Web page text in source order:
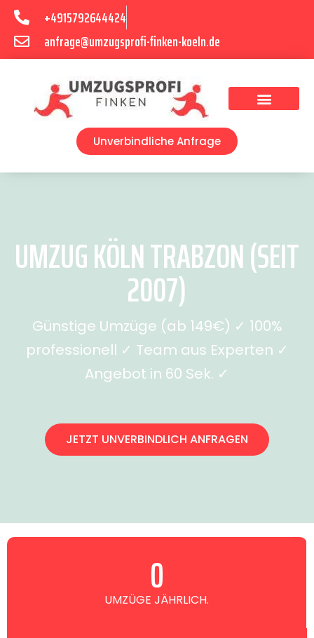
+4915792644424
anfrage@umzugsprofi-finken-koeln.de
Unverbindliche Anfrage
UMZUG KÖLN TRABZON (SEIT
2007)
Günstige Umzüge (ab 149€) ✓ 100%
professionell ✓ Team aus Experten ✓
Angebot in 60 Sek. ✓
JETZT UNVERBINDLICH ANFRAGEN
UMZÜGE JÄHRLICH.
0